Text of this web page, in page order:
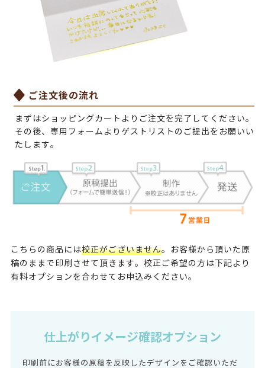
ご注文後の流れ
まずはショッピングカートよりご注文を完了してください。
その後、専用フォームよりゲストリストのご提出をお願いい
たします。
こちらの商品には校正がございません。お客様から頂いた原
稿のままで印刷させて頂きます。校正ご希望の方は下記より
有料オプションを合わせてお申込みください。
仕上がりイメージ確認オプション
印刷前にお客様の原稿を反映したデザインをご確認いただ